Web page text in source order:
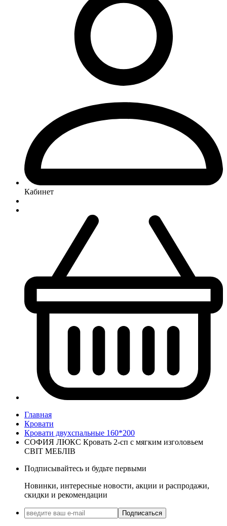
Кабинет
Главная
Кровати
Кровати двухспальные 160*200
СОФИЯ ЛЮКС Кровать 2-сп с мягким изголовьем
СВІТ МЕБЛІВ
Подписывайтесь и будьте первыми
Новинки, интересные новости, акции и распродажи,
скидки и рекомендации
Подписаться